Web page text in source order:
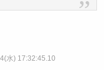
水) 17:32:45.10